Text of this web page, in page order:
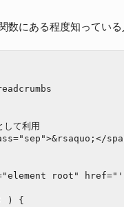
数にある程度知ってい
て利用
root"
) {